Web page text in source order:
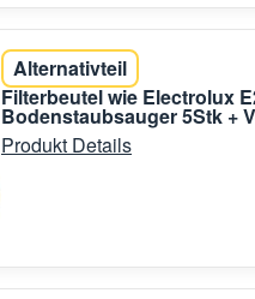
Alternativteil
Filterbeutel wie Electrolux
Bodenstaubsauger 5Stk +
Produkt Details